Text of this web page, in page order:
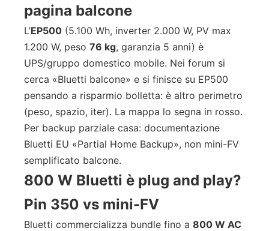
pagina balcone
L’EP500 (5.100 Wh, inverter 2.000 W, PV max
1.200 W, peso 76 kg, garanzia 5 anni) è
UPS/gruppo domestico mobile. Nei forum si
cerca «Bluetti balcone» e si finisce su EP500
pensando a risparmio bolletta: è altro perimetro
(peso, spazio, iter). La mappa lo segna in rosso.
Per backup parziale casa: documentazione
Bluetti EU «Partial Home Backup», non mini-FV
semplificato balcone.
800 W Bluetti è plug and play?
Pin 350 vs mini-FV
Bluetti commercializza bundle fino a 800 W AC